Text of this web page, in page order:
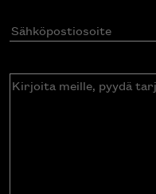
Sähköpostiosoite
Kirjoita